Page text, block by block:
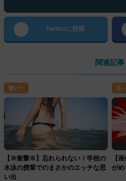
Twitterに投稿
関連記事
驚いた
【※衝撃※】忘れられない！学校の
水泳の授業でのまさかのエッチな思
い出
笑
【
がめ